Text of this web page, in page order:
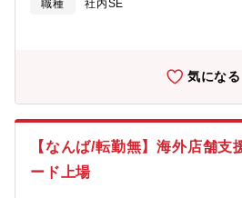
IT業界で長年活躍してきたビジネスリ
役員の伊藤信博氏を事業パートナーと
び事業の推進について支援を頂いており
https://www.youtube.com/
ステムソリューション部：部長含め6
入れる環境で、幅広い知識と技術を学
方】・在宅勤務：可(上限週3回)・副業
用されないことを条件に 一部副業・兼
職種
社内SE
気になる
【なんば/転勤無】海外店舗
ード上場